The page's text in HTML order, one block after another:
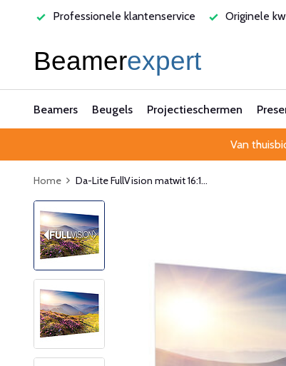
Originele kwaliteitsproducten Laagste
Beamers Beugels Projectieschermen
Van
Home Da-Lite FullVision matwit 16:1...